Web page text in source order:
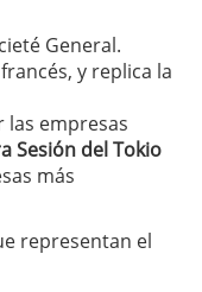
General.
y replica la
empresas
Sesión del Tokio
más
representan el